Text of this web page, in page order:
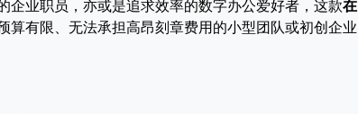
业职员，亦或是追求效率的数字办公爱好者，这款在
算有限、无法承担高昂刻章费用的小型团队或初创企业